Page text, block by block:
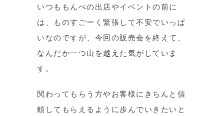
いつももんぺの出店やイベントの前に
は、ものすごーく緊張して不安でいっぱ
いなのですが、今回の販売会を終えて、
なんだか一つ山を越えた気がしていま
す。
関わってもらう方やお客様にきちんと信
頼してもらえるように歩んでいきたいと